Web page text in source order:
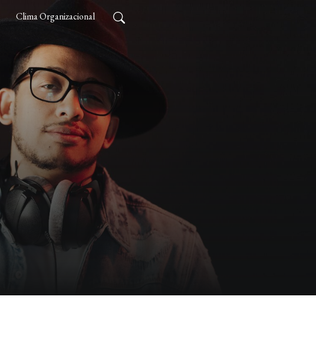
Clima Organizacional